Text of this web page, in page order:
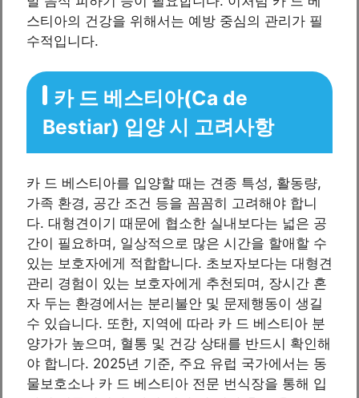
스티아의 건강을 위해서는 예방 중심의 관리가 필
수적입니다.
카 드 베스티아(Ca de
Bestiar) 입양 시 고려사항
카 드 베스티아를 입양할 때는 견종 특성, 활동량,
가족 환경, 공간 조건 등을 꼼꼼히 고려해야 합니
다. 대형견이기 때문에 협소한 실내보다는 넓은 공
간이 필요하며, 일상적으로 많은 시간을 할애할 수
있는 보호자에게 적합합니다. 초보자보다는 대형견
관리 경험이 있는 보호자에게 추천되며, 장시간 혼
자 두는 환경에서는 분리불안 및 문제행동이 생길
수 있습니다. 또한, 지역에 따라 카 드 베스티아 분
양가가 높으며, 혈통 및 건강 상태를 반드시 확인해
야 합니다. 2025년 기준, 주요 유럽 국가에서는 동
물보호소나 카 드 베스티아 전문 번식장을 통해 입